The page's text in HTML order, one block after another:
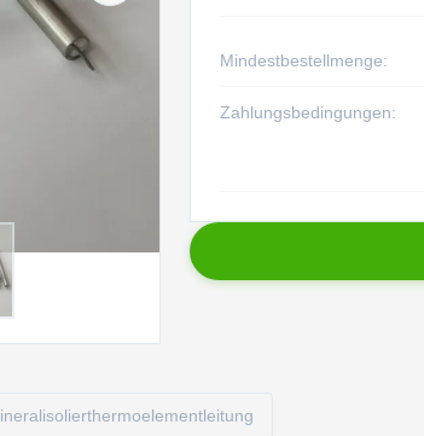
Mindestbestellmenge:
Zahlungsbedingungen: